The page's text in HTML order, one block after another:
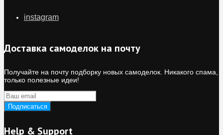
instagram
Доставка самоделок на почту
Получайте на почту подборку новых самоделок. Никакого спама,
только полезные идеи!
Help & Support